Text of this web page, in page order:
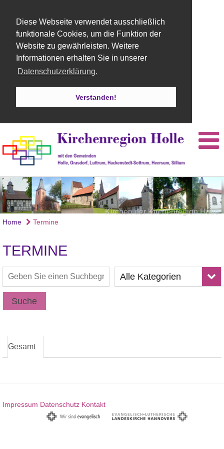
Diese Webseite verwendet ausschließlich
funktionale Cookies, um die Funktion der
Website zu gewährleisten. Weitere
Informationen erhalten Sie in unserer
Datenschutzerklärung.
Verstanden!
Kirchen der Kirchenregion Holle
Kirche Holle
Orgel St. Martins Kirche Holle
Home Termine
TERMINE
Alle Kategorien
Suche
Gesamt
Impressum Datenschutz Kontakt